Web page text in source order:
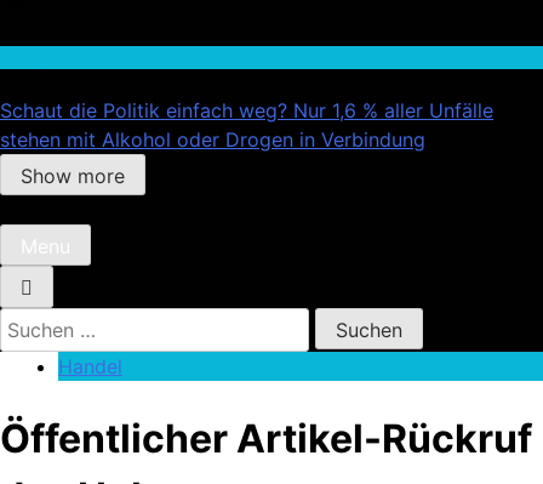
Schaut die Politik einfach weg? Nur 1,6 % aller Unfälle
stehen mit Alkohol oder Drogen in Verbindung
Show more
Menu
Suchen
nach:
Handel
Öffentlicher Artikel-Rückruf